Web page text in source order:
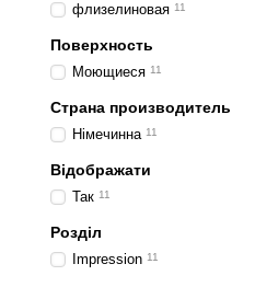
флизелиновая 11
Поверхность
Моющиеся 11
Страна производитель
Німечинна 11
Відображати
Так 11
Розділ
Impression 11